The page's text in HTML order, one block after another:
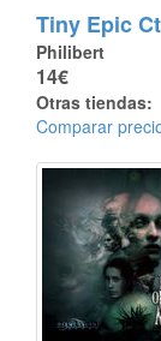
Tiny Epic
Philibert
14€
Otras tiendas:
Comparar